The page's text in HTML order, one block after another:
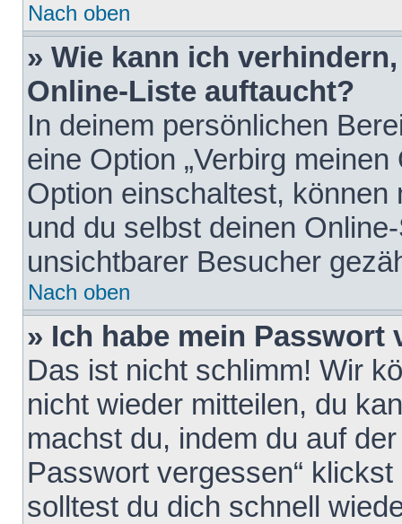
Nach oben
» Wie kann ich
Online-Liste auftaucht?
In deinem persönlichen
eine Option „Verbirg
Option einschaltest,
und du selbst deinen
unsichtbarer Besucher
Nach oben
» Ich habe mein Passwort
Das ist nicht schlimm! Wir
nicht wieder mitteilen, du
machst du, indem du auf
Passwort vergessen“
solltest du dich schnell